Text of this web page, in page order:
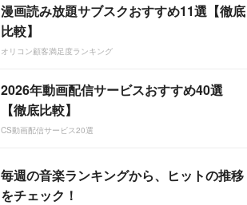
漫画読み放題サブスクおすすめ11選【徹底
比較】
オリコン顧客満足度ランキング
2026年動画配信サービスおすすめ40選
【徹底比較】
CS動画配信サービス20選
毎週の音楽ランキングから、ヒットの推移
をチェック！